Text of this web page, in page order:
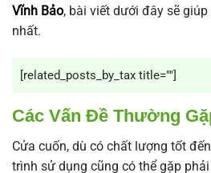
Vĩnh Bảo, bài viết dưới đây sẽ
nhất.
[related_posts_by_tax title=""]
Các Vấn Đề Thường
Cửa cuốn, dù có chất lượng tốt
trình sử dụng cũng có thể gặp